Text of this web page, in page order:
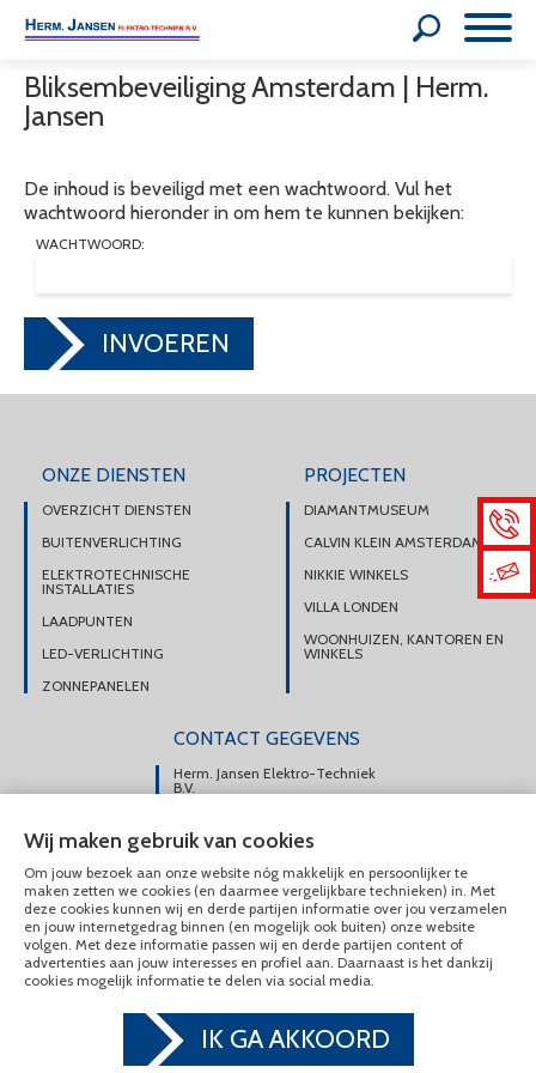
Bliksembeveiliging Amsterdam | Herm.
Jansen
De inhoud is beveiligd met een wachtwoord. Vul het
wachtwoord hieronder in om hem te kunnen bekijken:
WACHTWOORD:
INVOEREN
ONZE DIENSTEN
OVERZICHT DIENSTEN
BUITENVERLICHTING
ELEKTROTECHNISCHE
INSTALLATIES
LAADPUNTEN
LED-VERLICHTING
ZONNEPANELEN
PROJECTEN
DIAMANTMUSEUM
CALVIN KLEIN AMSTERDAM
NIKKIE WINKELS
VILLA LONDEN
WOONHUIZEN, KANTOREN EN
WINKELS
CONTACT GEGEVENS
Herm. Jansen Elektro-Techniek
B.V.
1046 AM Amsterdam
DIRECT CONTACT
OPNEMEN
020-6175225
MAIL ONS
© Herm. Jansen Elektro-Techniek B.V. 2020 - 2026
Wij maken gebruik van cookies
Om jouw bezoek aan onze website nóg makkelijk en persoonlijker te
maken zetten we cookies (en daarmee vergelijkbare technieken) in. Met
deze cookies kunnen wij en derde partijen informatie over jou verzamelen
en jouw internetgedrag binnen (en mogelijk ook buiten) onze website
volgen. Met deze informatie passen wij en derde partijen content of
advertenties aan jouw interesses en profiel aan. Daarnaast is het dankzij
cookies mogelijk informatie te delen via social media.
IK GA AKKOORD